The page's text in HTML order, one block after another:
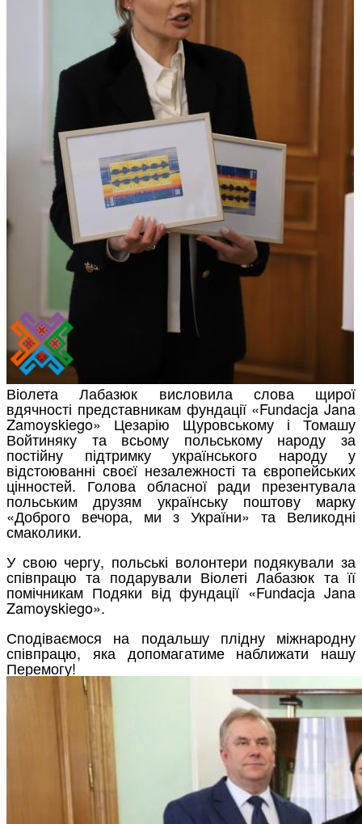
Віолета Лабазюк висловила слова щирої
вдячності представникам фундації «Fundacja Jana
Zamoyskiego» Цезарію Щуровському і Томашу
Войтиняку та всьому польському народу за
постійну підтримку українського народу у
відстоюванні своєї незалежності та європейських
цінностей. Голова обласної ради презентувала
польським друзям українську поштову марку
«Доброго вечора, ми з України» та Великодні
смаколики.
У свою чергу, польські волонтери подякували за
співпрацю та подарували Віолеті Лабазюк та її
помічникам Подяки від фундації «Fundacja Jana
Zamoyskiego».
Сподіваємося на подальшу плідну міжнародну
співпрацю, яка допомагатиме наближати нашу
Перемогу!